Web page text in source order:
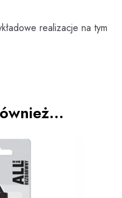
realizacje na tym